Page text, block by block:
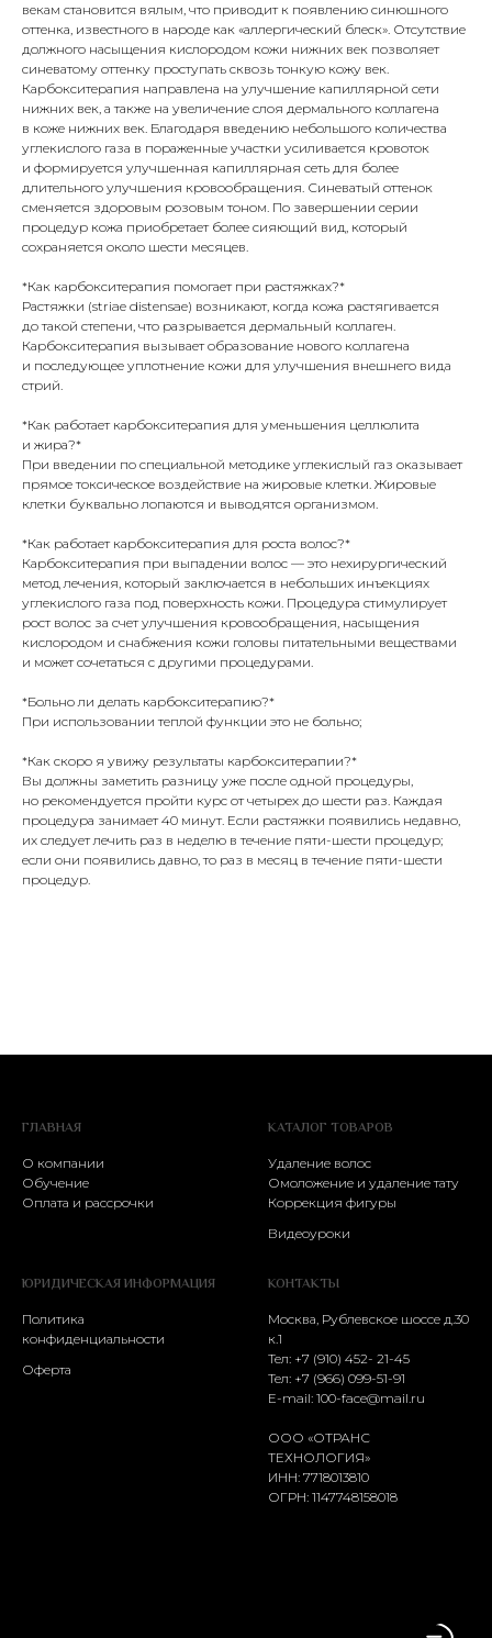
векам становится вялым, что приводит к появлению синюшного
оттенка, известного в народе как «аллергический блеск». Отсутствие
должного насыщения кислородом кожи нижних век позволяет
синеватому оттенку проступать сквозь тонкую кожу век.
Карбокситерапия направлена на улучшение капиллярной сети
нижних век, а также на увеличение слоя дермального коллагена
в коже нижних век. Благодаря введению небольшого количества
углекислого газа в пораженные участки усиливается кровоток
и формируется улучшенная капиллярная сеть для более
длительного улучшения кровообращения. Синеватый оттенок
сменяется здоровым розовым тоном. По завершении серии
процедур кожа приобретает более сияющий вид, который
сохраняется около шести месяцев.
*Как карбокситерапия помогает при растяжках?*
Растяжки (striae distensae) возникают, когда кожа растягивается
до такой степени, что разрывается дермальный коллаген.
Карбокситерапия вызывает образование нового коллагена
и последующее уплотнение кожи для улучшения внешнего вида
стрий.
*Как работает карбокситерапия для уменьшения целлюлита
и жира?*
При введении по специальной методике углекислый газ оказывает
прямое токсическое воздействие на жировые клетки. Жировые
клетки буквально лопаются и выводятся организмом.
*Как работает карбокситерапия для роста волос?*
Карбокситерапия при выпадении волос — это нехирургический
метод лечения, который заключается в небольших инъекциях
углекислого газа под поверхность кожи. Процедура стимулирует
рост волос за счет улучшения кровообращения, насыщения
кислородом и снабжения кожи головы питательными веществами
и может сочетаться с другими процедурами.
*Больно ли делать карбокситерапию?*
При использовании теплой функции это не больно;
*Как скоро я увижу результаты карбокситерапии?*
Вы должны заметить разницу уже после одной процедуры,
но рекомендуется пройти курс от четырех до шести раз. Каждая
процедура занимает 40 минут. Если растяжки появились недавно,
их следует лечить раз в неделю в течение пяти-шести процедур;
если они появились давно, то раз в месяц в течение пяти-шести
процедур.
ГЛАВНАЯ
О компании
Обучение
Оплата и рассрочки
КАТАЛОГ ТОВАРОВ
Удаление волос
Омоложение и удаление тату
Коррекция фигуры
Видеоуроки
ЮРИДИЧЕСКАЯ ИНФОРМАЦИЯ
Политика
конфиденциальности
Оферта
КОНТАКТЫ
Москва, Рублевское шоссе д.30
к.1
Тел: +7 (910) 452- 21-45
Тел: +7 (966) 099-51-91
E-mail: 100-face@mail.ru
ООО «ОТРАНС
ТЕХНОЛОГИЯ»
ИНН: 7718013810
ОГРН: 1147748158018